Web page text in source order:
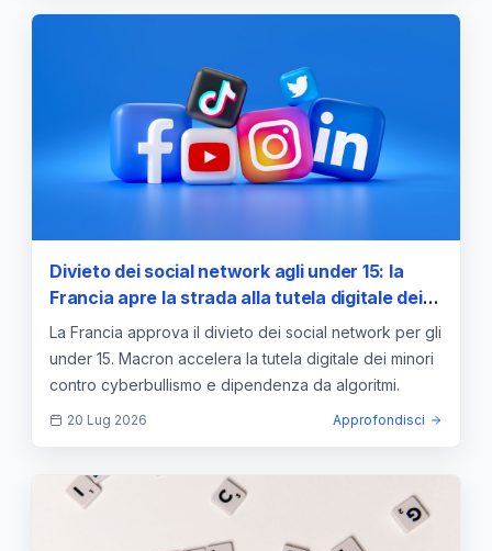
Divieto dei social network agli under 15: la
Francia apre la strada alla tutela digitale dei
minori
La Francia approva il divieto dei social network per gli
under 15. Macron accelera la tutela digitale dei minori
contro cyberbullismo e dipendenza da algoritmi.
20 Lug 2026 Approfondisci